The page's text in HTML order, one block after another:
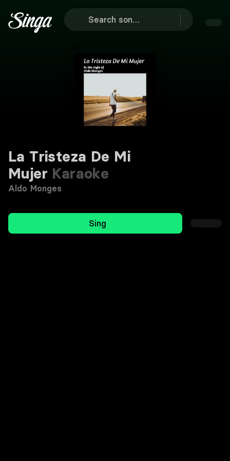
La Tristeza De Mi
Mujer Karaoke
Aldo Monges
Sing